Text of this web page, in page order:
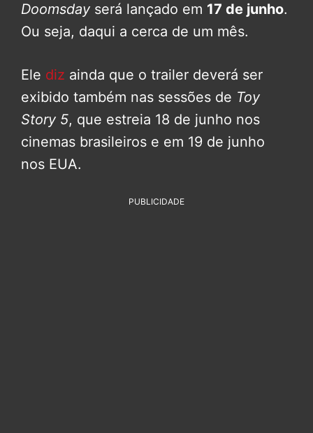
Doomsday será lançado em 17 de junho.
Ou seja, daqui a cerca de um mês.
Ele diz ainda que o trailer deverá ser
exibido também nas sessões de Toy
Story 5, que estreia 18 de junho nos
cinemas brasileiros e em 19 de junho
nos EUA.
PUBLICIDADE